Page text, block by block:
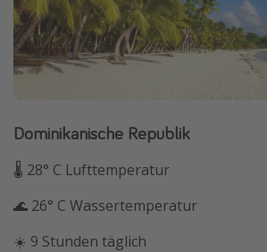
Dominikanische Republik
🌡 28° C Lufttemperatur
🌊 26° C Wassertemperatur
☀️ 9 Stunden täglich